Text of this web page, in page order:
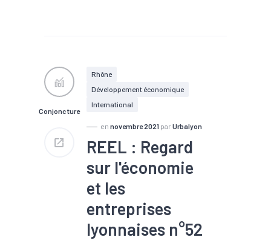
#Export
#Insertion
#Interim
#Investissement
#Production
#Revenu
#Tendance économique
Conjoncture
Rhône
Développement économique
International
en novembre 2021 par Urbalyon
REEL : Regard
sur l'économie
et les
entreprises
lyonnaises n°52